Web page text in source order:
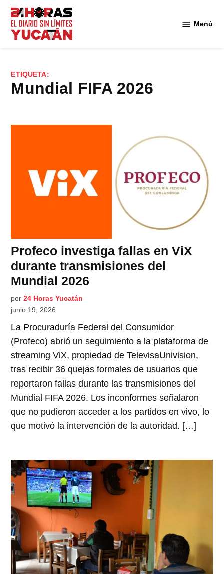
Saltar
contenido
Menú
ETIQUETA:
Mundial FIFA 2026
Profeco investiga fallas en ViX
durante transmisiones del
Mundial 2026
por 24 Horas Yucatán
junio 19, 2026
La Procuraduría Federal del Consumidor
(Profeco) abrió un seguimiento a la plataforma de
streaming ViX, propiedad de TelevisaUnivision,
tras recibir 36 quejas formales de usuarios que
reportaron fallas durante las transmisiones del
Mundial FIFA 2026. Los inconformes señalaron
que no pudieron acceder a los partidos en vivo, lo
que motivó la intervención de la autoridad. […]